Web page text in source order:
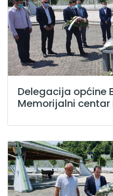
Delegacija općine
Memorijalni centar